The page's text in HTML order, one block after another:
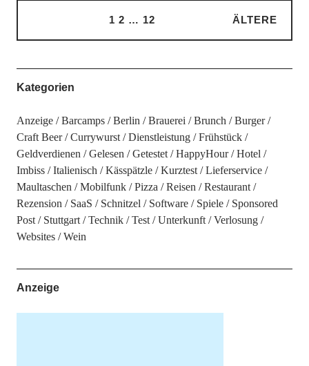
1 2 … 12 ÄLTERE
Kategorien
Anzeige Barcamps Berlin Brauerei Brunch
Burger
Craft Beer
Currywurst Dienstleistung
Frühstück
Geldverdienen
Gelesen Getestet HappyHour
Hotel
Imbiss
Italienisch Kässpätzle Kurztest
Lieferservice
Maultaschen
Mobilfunk Pizza Reisen
Restaurant
Rezension
SaaS Schnitzel Software Spiele
Sponsored
Post
Stuttgart Technik Test Unterkunft
Verlosung
Websites
Wein
Anzeige